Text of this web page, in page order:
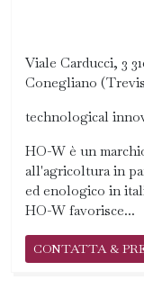
Viale Carducci, 3
Conegliano
technological
HO-W è un
all'agricoltura in
ed enologico in
HO-W favorisce...
CONTATTA &